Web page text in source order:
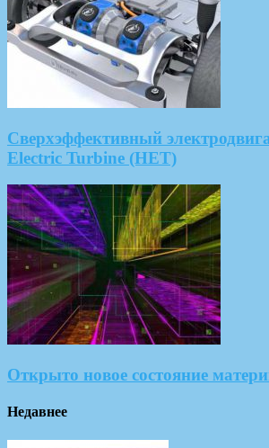
Сверхэффективный
Electric Turbine (HET)
Открыто новое состояние
Недавнее